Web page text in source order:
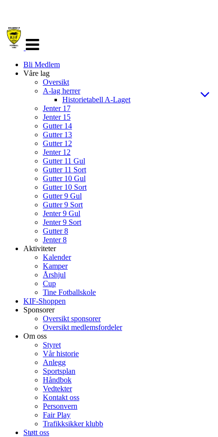
navigasjon
Bli Medlem
Våre lag
Oversikt
A-lag herrer
Historietabell A-Laget
Jenter 17
Jenter 15
Gutter 14
Gutter 13
Gutter 12
Jenter 12
Gutter 11 Gul
Gutter 11 Sort
Gutter 10 Gul
Gutter 10 Sort
Gutter 9 Gul
Gutter 9 Sort
Jenter 9 Gul
Jenter 9 Sort
Gutter 8
Jenter 8
Aktiviteter
Kalender
Kamper
Årshjul
Cup
Tine Fotballskole
KIF-Shoppen
Sponsorer
Oversikt sponsorer
Oversikt medlemsfordeler
Om oss
Styret
Vår historie
Anlegg
Sportsplan
Håndbok
Vedtekter
Kontakt oss
Personvern
Fair Play
Trafikksikker klubb
Støtt oss